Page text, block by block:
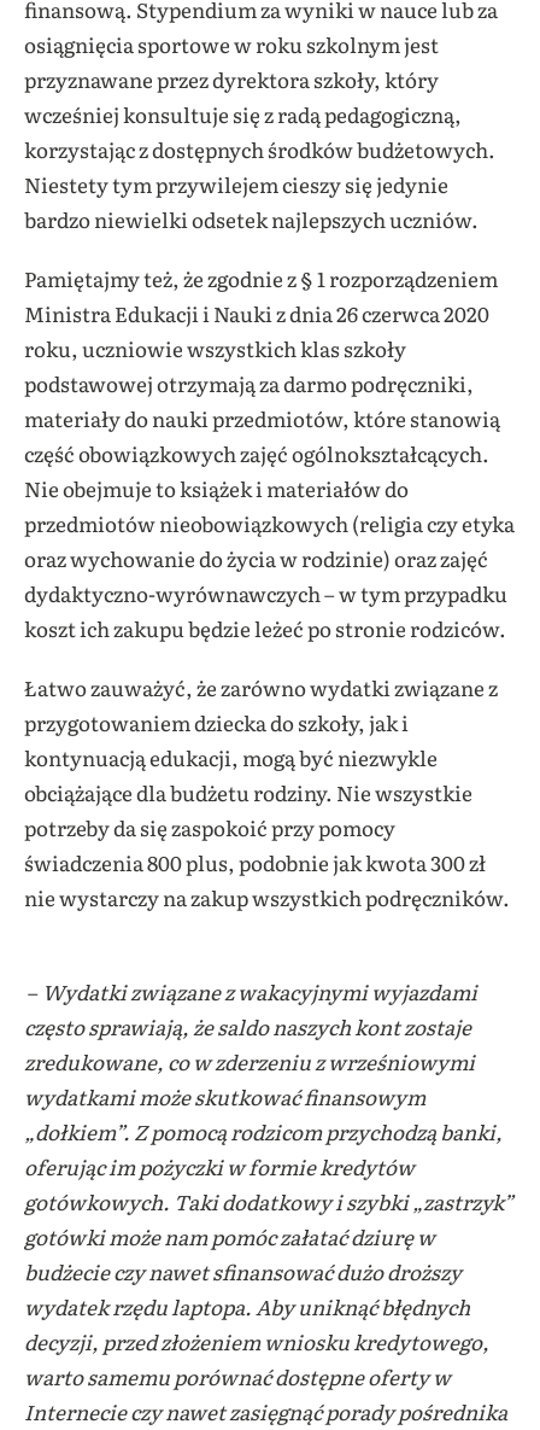
finansową. Stypendium za wyniki w nauce lub za
osiągnięcia sportowe w roku szkolnymjest
przyznawane przez dyrektora szkoły, który
wcześniej konsultuje się z radą pedagogiczną,
korzystając z dostępnych środków budżetowych.
Niestety tym przywilejem cieszy się jedynie
bardzo niewielki odsetek najlepszych uczniów.
Pamiętajmy też, że zgodnie z § 1 rozporządzeniem
Ministra Edukacji i Nauki z dnia 26 czerwca 2020
roku, uczniowie wszystkich klas szkoły
podstawowej otrzymają za darmo podręczniki,
materiały do nauki przedmiotów, które stanowią
część obowiązkowych zajęć ogólnokształcących.
Nie obejmuje to książek i materiałów do
przedmiotów nieobowiązkowych (religia czy etyka
oraz wychowanie do życia w rodzinie) oraz zajęć
dydaktyczno-wyrównawczych – w tym przypadku
koszt ich zakupu będzie leżeć po stronie rodziców.
Łatwo zauważyć, że zarówno wydatki związane z
przygotowaniem dziecka do szkoły, jak i
kontynuacją edukacji, mogą być niezwykle
obciążające dla budżetu rodziny. Nie wszystkie
potrzeby da się zaspokoić przy pomocy
świadczenia 800 plus, podobnie jak kwota 300 zł
nie wystarczy na zakup wszystkich podręczników.
– Wydatki związane z wakacyjnymi wyjazdami
często sprawiają, że saldo naszych kont zostaje
zredukowane, cow zderzeniu z wrześniowymi
wydatkami może skutkować finansowym
„dołkiem”. Z pomocą rodzicom przychodzą banki,
oferując im pożyczki w formie kredytów
gotówkowych. Taki dodatkowy i szybki „zastrzyk”
gotówki może nam pomóc załatać dziurę w
budżecie czy nawet sfinansować dużo droższy
wydatek rzędu laptopa. Aby uniknąć błędnych
decyzji, przed złożeniem wniosku kredytowego,
warto samemu porównać dostępne oferty w
Internecie czy nawet zasięgnąć porady pośrednika